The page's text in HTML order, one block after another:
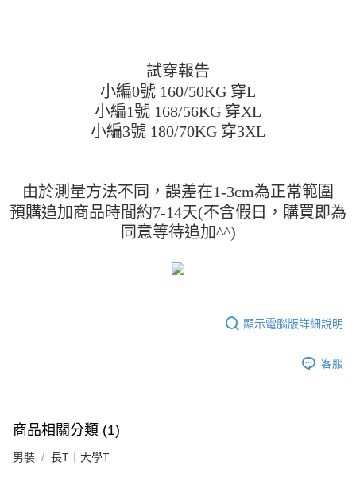
試穿報告
小編0號 160/50KG 穿L
小編1號 168/56KG 穿XL
小編3號 180/70KG 穿3XL
由於測量方法不同，誤差在1-3cm為正常範圍
預購追加商品時間約7-14天(不含假日，購買即為
同意等待追加^^)
顯示電腦版詳細說明
客服
商品相關分類 (1)
男裝 長T｜大學T